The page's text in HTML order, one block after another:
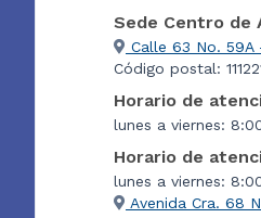
Sede Centro de
Calle 63 No. 59A
Código postal:
Horario de
lunes a viernes:
Horario de
lunes a viernes:
Avenida Cra. 68